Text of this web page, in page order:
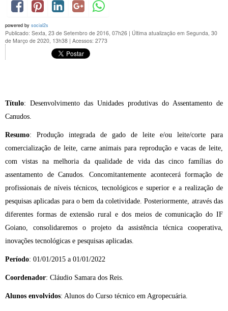
powered by social2s
Publicado: Sexta, 23 de Setembro de 2016, 07h26 | Última atualização em Segunda, 30
de Março de 2020, 13h38 | Acessos: 2773
Título: Desenvolvimento das Unidades produtivas do Assentamento de
Canudos.
Resumo: Produção integrada de gado de leite e/ou leite/corte para
comercialização de leite, carne animais para reprodução e vacas de leite,
com vistas na melhoria da qualidade de vida das cinco famílias do
assentamento de Canudos. Concomitantemente acontecerá formação de
profissionais de níveis técnicos, tecnológicos e superior e a realização de
pesquisas aplicadas para o bem da coletividade. Posteriormente, através das
diferentes formas de extensão rural e dos meios de comunicação do IF
Goiano, consolidaremos o projeto da assistência técnica cooperativa,
inovações tecnológicas e pesquisas aplicadas.
Período: 01/01/2015 a 01/01/2022
Coordenador: Cláudio Samara dos Reis.
Alunos envolvidos: Alunos do Curso técnico em Agropecuária.